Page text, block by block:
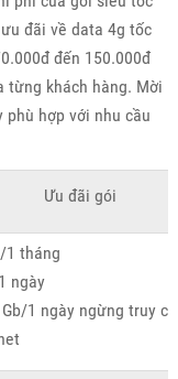
đãi về data 4g tốc
đến 150.000đ
từng khách hàng. Mời
phù hợp với nhu cầu
Ưu đãi gói
1 tháng
ngày
1 ngày ngừng truy